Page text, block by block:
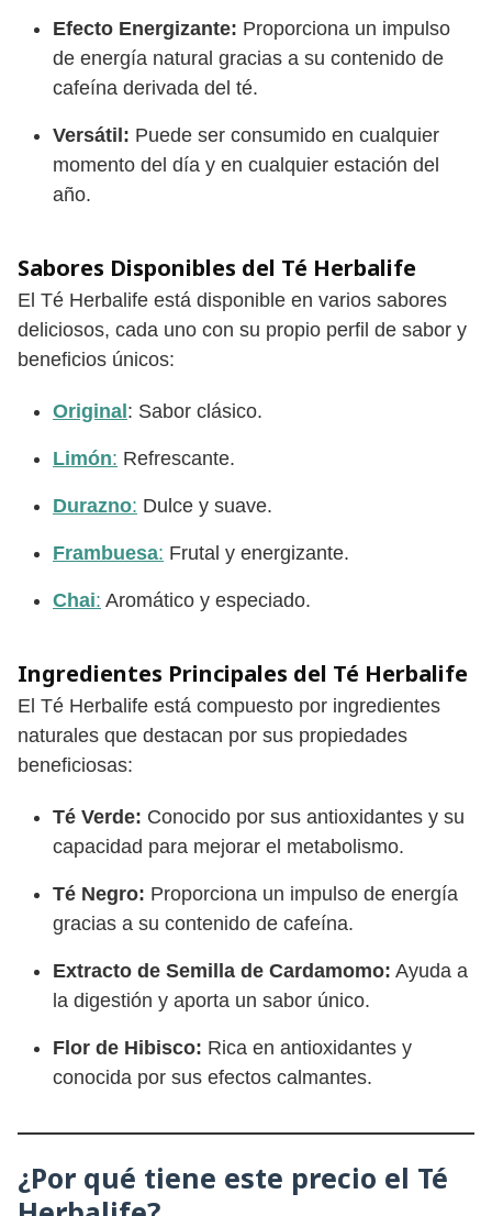
Efecto Energizante: Proporciona un impulso
de energía natural gracias a su contenido de
cafeína derivada del té.
Versátil: Puede ser consumido en cualquier
momento del día y en cualquier estación del
año.
Sabores Disponibles del Té Herbalife
El Té Herbalife está disponible en varios sabores
deliciosos, cada uno con su propio perfil de sabor y
beneficios únicos:
Original: Sabor clásico.
Limón: Refrescante.
Durazno: Dulce y suave.
Frambuesa: Frutal y energizante.
Chai: Aromático y especiado.
Ingredientes Principales del Té Herbalife
El Té Herbalife está compuesto por ingredientes
naturales que destacan por sus propiedades
beneficiosas:
Té Verde: Conocido por sus antioxidantes y su
capacidad para mejorar el metabolismo.
Té Negro: Proporciona un impulso de energía
gracias a su contenido de cafeína.
Extracto de Semilla de Cardamomo: Ayuda a
la digestión y aporta un sabor único.
Flor de Hibisco: Rica en antioxidantes y
conocida por sus efectos calmantes.
¿Por qué tiene este precio el Té